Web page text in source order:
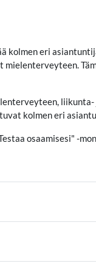
kolmen eri
kolmen eri
osaamisesi" -